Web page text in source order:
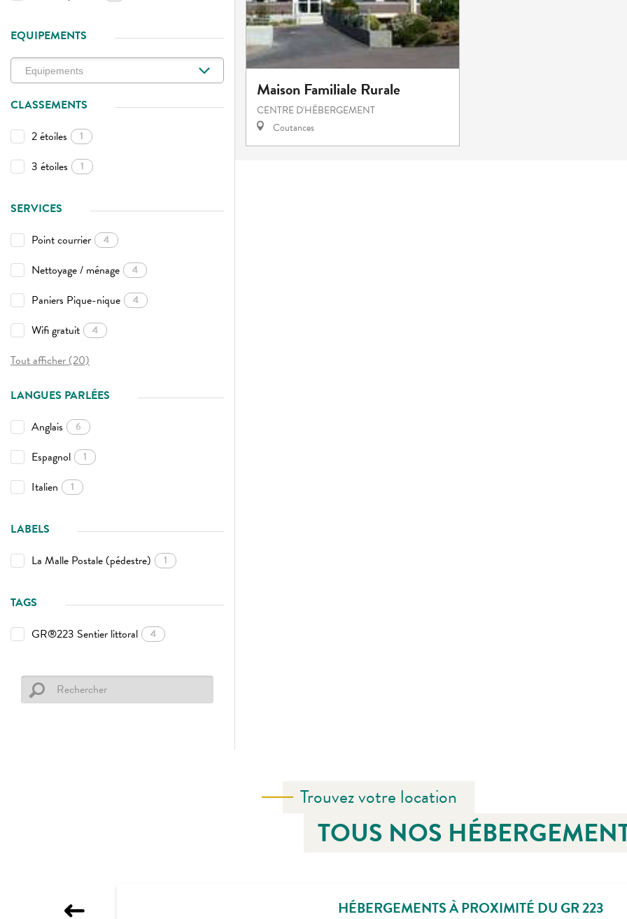
EQUIPEMENTS
CLASSEMENTS
2 étoiles
1
3 étoiles 1
SERVICES
Point courrier
4
Nettoyage / ménage 4
Paniers Pique-nique 4
Wifi gratuit 4
Tout afficher (20)
LANGUES PARLÉES
Anglais
6
Espagnol 1
Italien 1
LABELS
La Malle Postale (pédestre)
1
TAGS
GR®223 Sentier littoral
4
Maison Familiale Rurale
CENTRE D'HÉBERGEMENT
Coutances
Trouvez votre location
TOUS NOS
HÉBERGEMENTS À PROXIMITÉ DU GR 223